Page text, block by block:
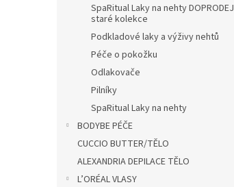
SpaRitual Laky na nehty DOPRODEJ
staré kolekce
Podkladové laky a výživy nehtů
Péče o pokožku
Odlakovače
Pilníky
SpaRitual Laky na nehty
BODYBE PÉČE
CUCCIO BUTTER/TĚLO
ALEXANDRIA DEPILACE TĚLO
L’ORÉAL VLASY